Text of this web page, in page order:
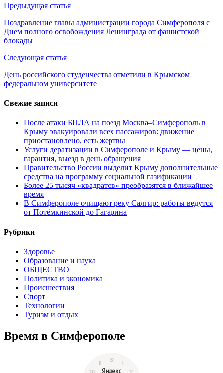
Навигация
по
записям
Предыдущая статья
Поздравление главы администрации города Симферополя с
Днем полного освобождения Ленинграда от фашистской
блокады
Следующая статья
День российского студенчества отметили в Крымском
федеральном университете
Свежие записи
После атаки БПЛА на поезд Москва–Симферополь в
Крыму эвакуировали всех пассажиров: движение
приостановлено, есть жертвы
Услуги дератизации в Симферополе и Крыму — цены,
гарантия, выезд в день обращения
Правительство России выделит Крыму дополнительные
средства на программу социальной газификации
Более 25 тысяч «квадратов» преобразятся в ближайшее
время
В Симферополе очищают реку Салгир: работы ведутся
от Потёмкинской до Гагарина
Рубрики
Здоровье
Образование и наука
ОБЩЕСТВО
Политика и экономика
Происшествия
Спорт
Технологии
Туризм и отдых
Время в Симферополе